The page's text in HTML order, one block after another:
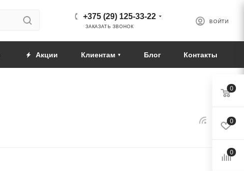
ВОЙТИ
+375 (29) 125-33-22
ЗАКАЗАТЬ ЗВОНОК
Акции Клиентам Блог Контакты
0
0
0